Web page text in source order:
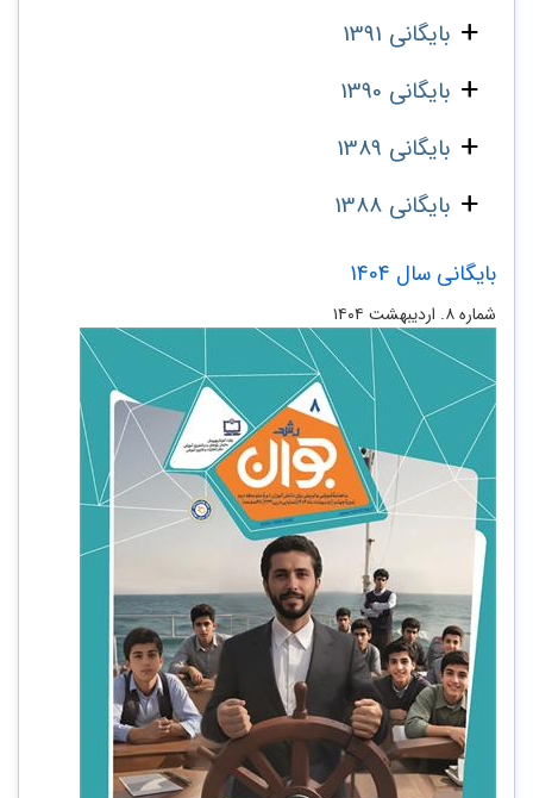
بایگانی 1391
بایگانی 1390
بایگانی 1389
بایگانی 1388
بایگانی سال 1404
شماره ۸. اردیبهشت ۱۴۰۴